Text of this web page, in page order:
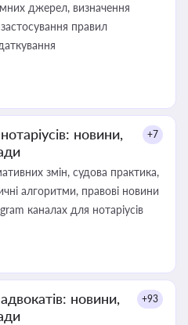
джерел, визначення
правил
новини,
+7
змін, судова практика,
алгоритми, правові новини
каналах для нотаріусів
новини,
+93